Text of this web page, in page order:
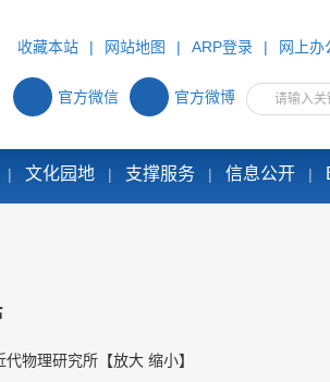
收藏本站 | 网站地图 | ARP登录 | 网上办
官方微信 官方微博
| 文化园地 | 支撑服务 | 信息公开 |
代物理研究所 【放大 缩小】